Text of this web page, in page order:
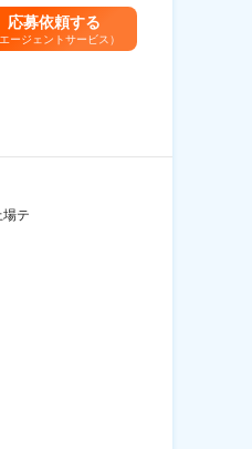
応募依頼する
エージェントサービス）
テ